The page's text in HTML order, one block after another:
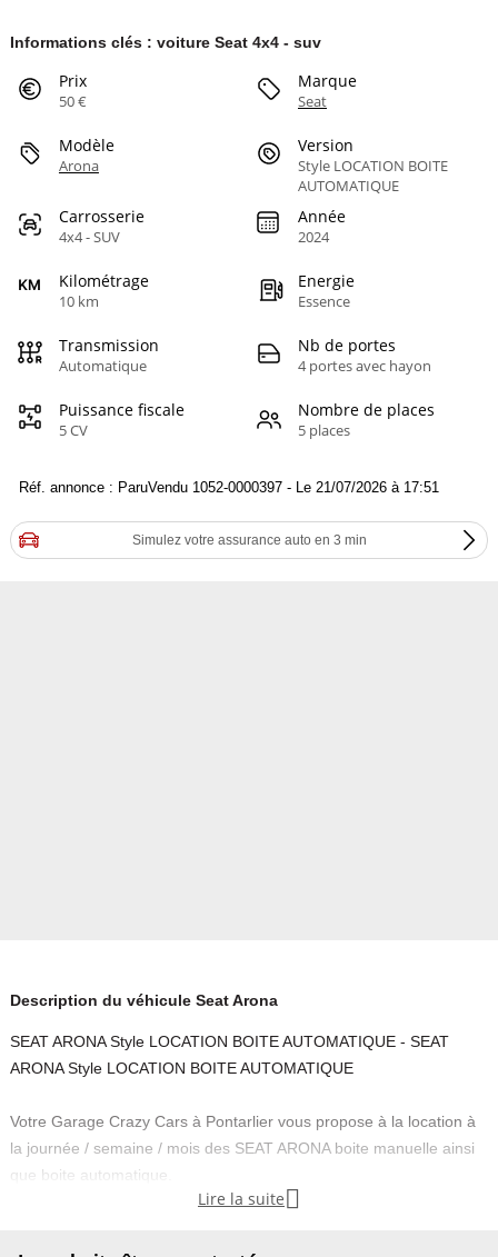
Informations clés : voiture Seat 4x4 - suv
Prix
50 €
Marque
Seat
Modèle
Arona
Version
Style LOCATION BOITE
AUTOMATIQUE
Carrosserie
4x4 - SUV
Année
2024
Kilométrage
10 km
Energie
Essence
Transmission
Automatique
Nb de portes
4 portes avec hayon
Puissance fiscale
5 CV
Nombre de places
5 places
Réf. annonce : ParuVendu 1052-0000397 - Le 21/07/2026 à 17:51
Simulez votre assurance auto en 3 min
Description du véhicule Seat Arona
SEAT ARONA Style LOCATION BOITE AUTOMATIQUE - SEAT
ARONA Style LOCATION BOITE AUTOMATIQUE
Votre Garage Crazy Cars à Pontarlier vous propose à la location à
la journée / semaine / mois des SEAT ARONA boite manuelle ainsi
que boite automatique.
Lire la suite 